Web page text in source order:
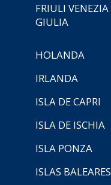
FRIULI VENEZIA
GIULIA
HOLANDA
IRLANDA
ISLA DE CAPRI
ISLA DE ISCHIA
ISLA PONZA
ISLAS BALEARES